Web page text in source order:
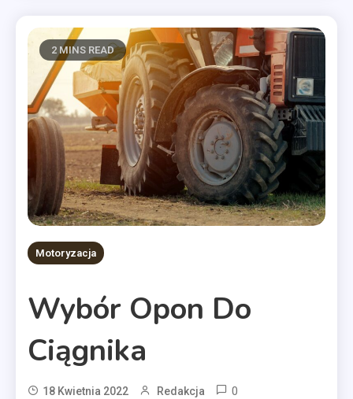
2 MINS READ
Motoryzacja
Wybór Opon Do
Ciągnika
18 Kwietnia 2022 Redakcja 0